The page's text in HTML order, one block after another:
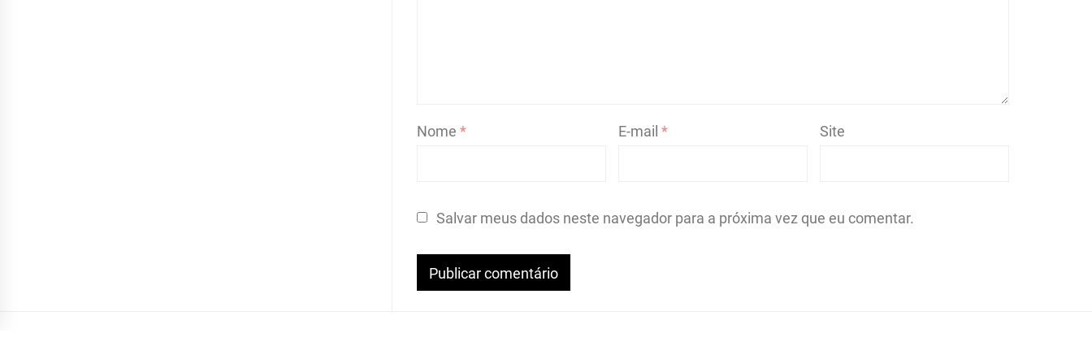
Nome* E-mail * Site
Salvar meus dados neste navegador para a próxima vez que eu comentar.